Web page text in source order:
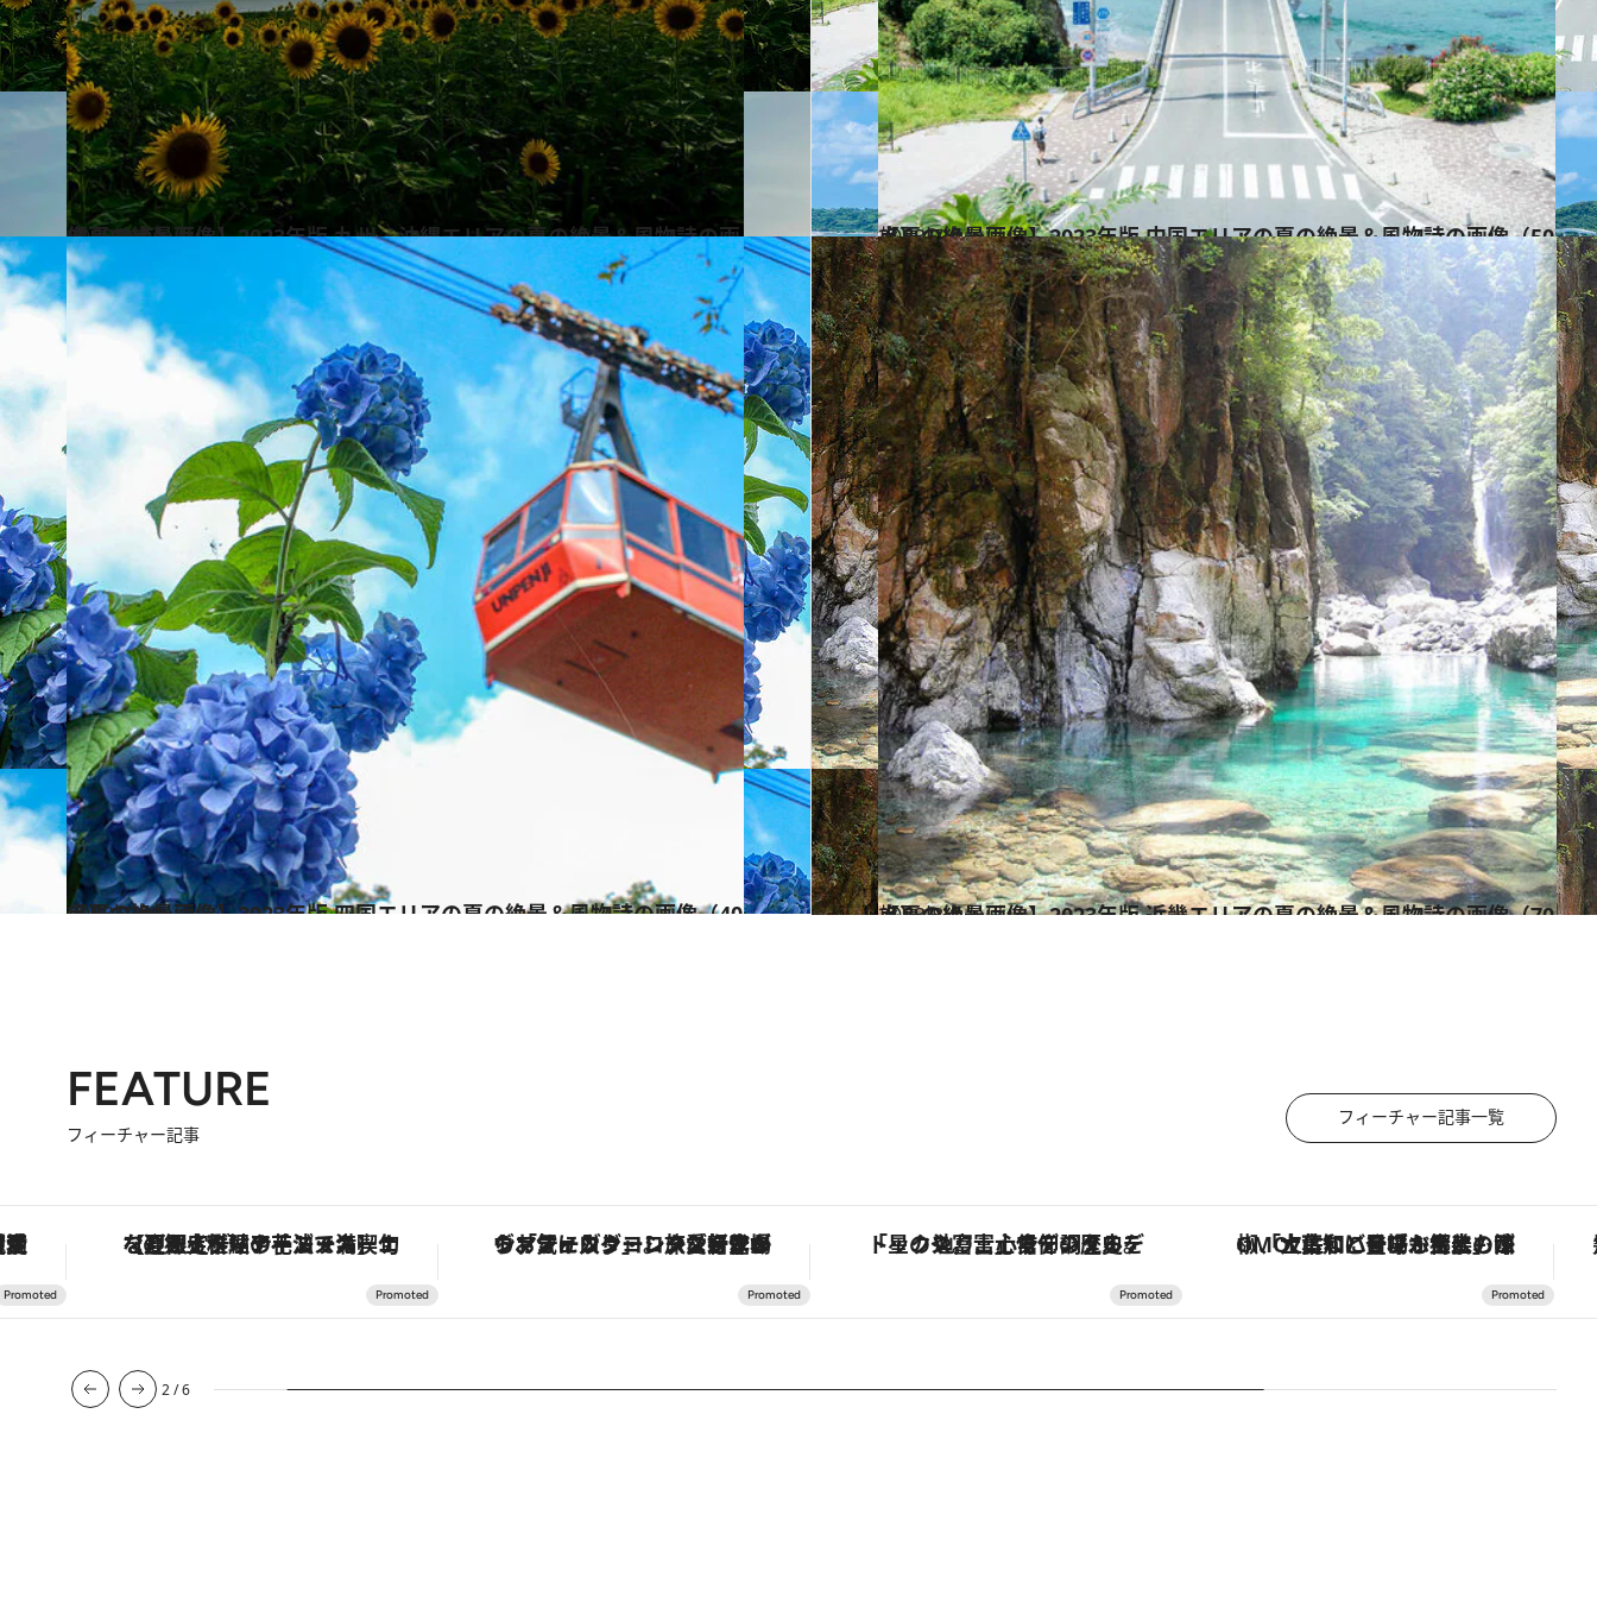
2023.8.3
【夏の絶景画像】2023年版 九州・沖縄エリアの夏の絶景＆風物詩の画像（80点）
旅＆お出かけ 2023.7.9
【夏の絶景画像】2023年版 中国エリアの夏の絶景＆風物詩の画像（50点）
旅＆お出かけ
2023.7.20
【夏の絶景画像】2023年版 四国エリアの夏の絶景＆風物詩の画像（40点）
旅＆お出かけ 2023.8.1
【夏の絶景画像】2023年版 近畿エリアの夏の絶景＆風物詩の画像（70点）
旅＆お出かけ
FEATURE
フィーチャー記事
フィーチャー記事一覧
で満喫！ ヴァシュロン・コンスタンタン「オーヴァーシーズ・オートマティック」。旅愛好家のお気に入りコレクションから、ジェンダーレスな新作が登場 「星のや富士」でデジタルデトックス。冨士信仰の歴史を辿り、心身を調える。 「土佐和ハーブかき氷」がOMO7高知に登場！生姜、山椒、大葉など目にも舌にも涼を呼ぶ郷土の味 【銀座で出合う最旬美容】美髪ケアや上質な眠り…セルフケアのアップデートから、特別な名入れギフトまで。大人のための「ReFa GINZA」クルーズ
3/6